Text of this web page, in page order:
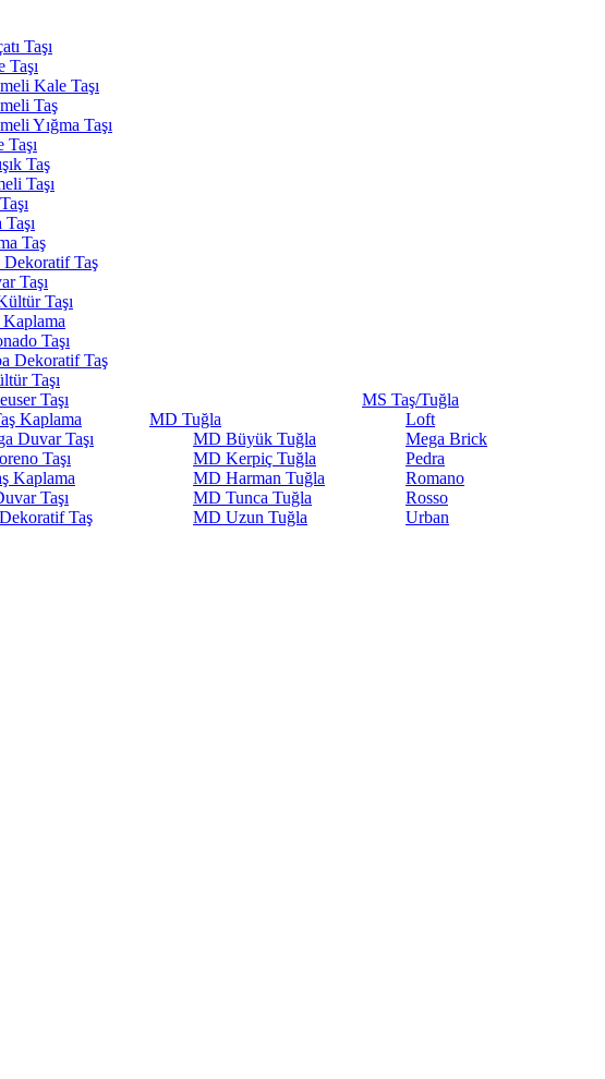
Taşı
Taşı
Kale Taşı
Taş
Yığma Taşı
Taş
Taşı
Taş
Dekoratif Taş
Taşı
Taşı
Taşı
Dekoratif Taş
Taşı
Taşı
Kaplama
Duvar Taşı
Taşı
Kaplama
Taşı
Taş
MD Tuğla
MD Büyük Tuğla
MD Kerpiç Tuğla
MD Harman Tuğla
MD Tunca Tuğla
MD Uzun Tuğla
MS Taş/Tuğla
Loft
Mega Brick
Pedra
Romano
Rosso
Urban